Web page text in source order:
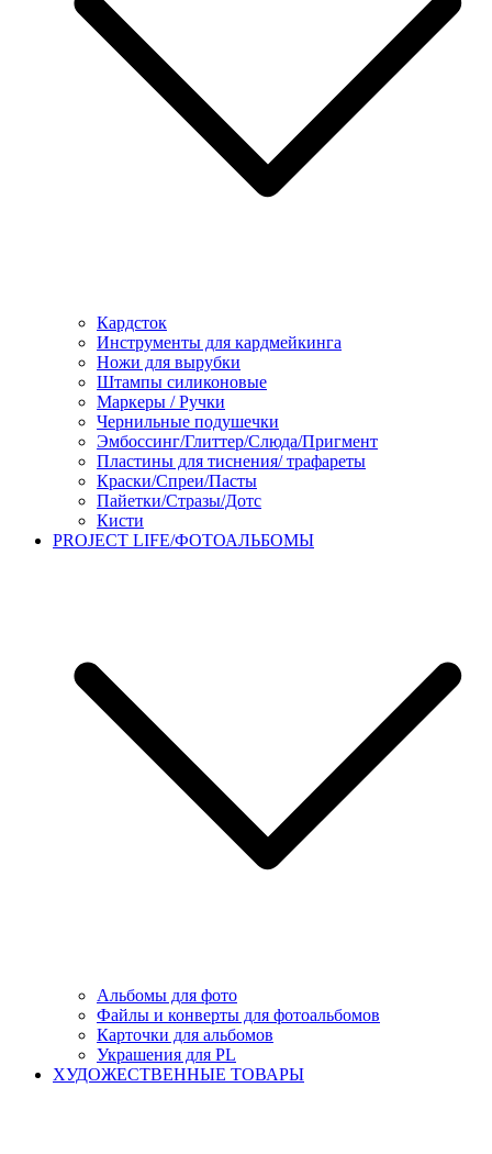
Кардсток
Инструменты для кардмейкинга
Ножи для вырубки
Штампы силиконовые
Маркеры / Ручки
Чернильные подушечки
Эмбоссинг/Глиттер/Слюда/Пригмент
Пластины для тиснения/ трафареты
Краски/Спреи/Пасты
Пайетки/Стразы/Дотс
Кисти
PROJECT LIFE/ФОТОАЛЬБОМЫ
Альбомы для фото
Файлы и конверты для фотоальбомов
Карточки для альбомов
Украшения для PL
ХУДОЖЕСТВЕННЫЕ ТОВАРЫ